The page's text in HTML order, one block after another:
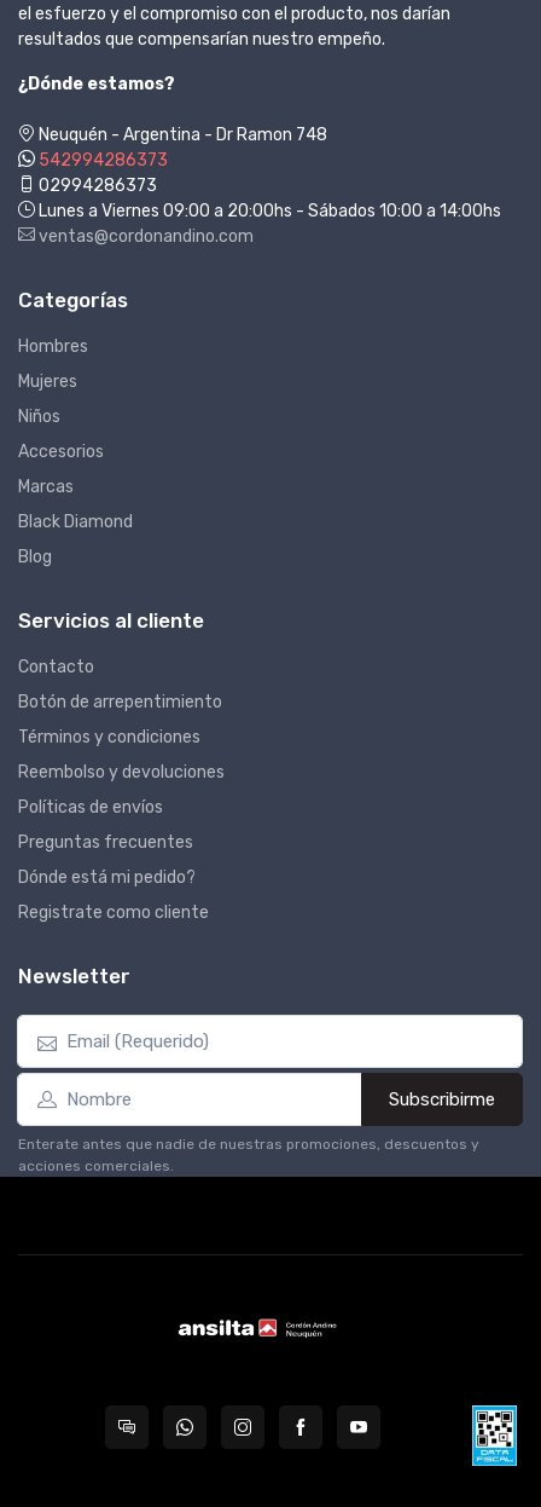
el esfuerzo y el compromiso con el producto, nos darían
resultados que compensarían nuestro empeño.
¿Dónde estamos?
Neuquén - Argentina - Dr Ramon 748
542994286373
02994286373
Lunes a Viernes 09:00 a 20:00hs - Sábados 10:00 a 14:00hs
ventas@cordonandino.com
Categorías
Hombres
Mujeres
Niños
Accesorios
Marcas
Black Diamond
Blog
Servicios al cliente
Contacto
Botón de arrepentimiento
Términos y condiciones
Reembolso y devoluciones
Políticas de envíos
Preguntas frecuentes
Dónde está mi pedido?
Registrate como cliente
Newsletter
Subscribirme
Enterate antes que nadie de nuestras promociones, descuentos y
acciones comerciales.